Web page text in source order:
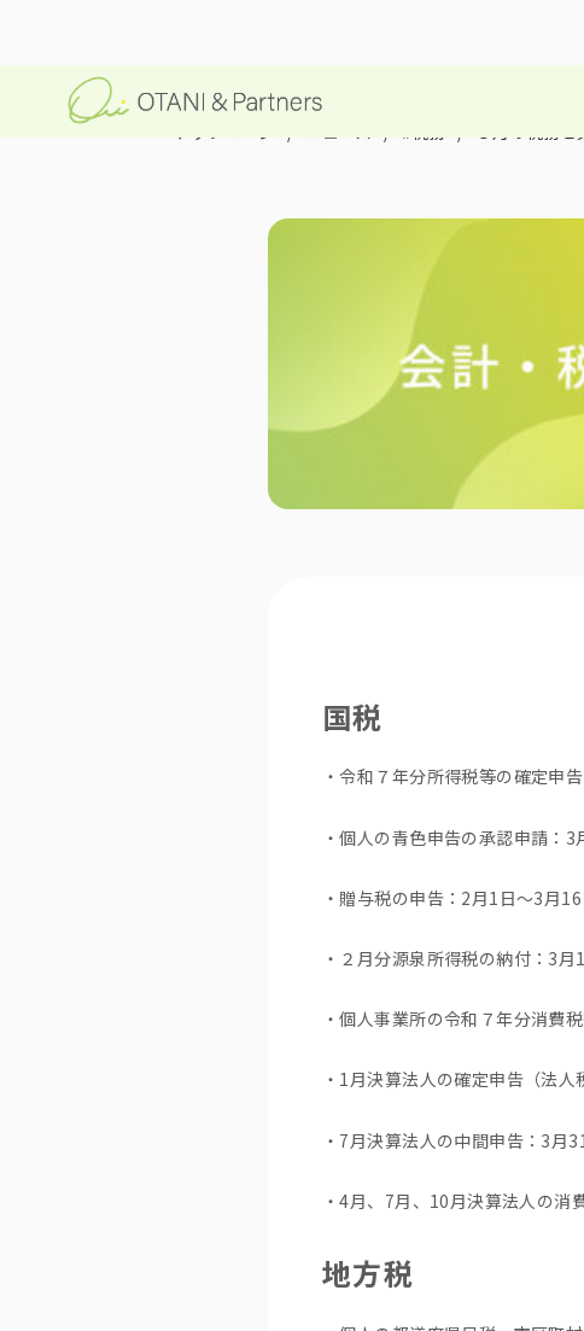
トップページ
/ ニュース / #税務 / ３月の税務と
国税
・令和７年分所得税等の確定申
・個人の青色申告の承認申請：3
・贈与税の申告：2月1日～3月16
・２月分源泉所得税の納付：3月
・個人事業所の令和７年分消費
・1月決算法人の確定申告（法
・7月決算法人の中間申告：3月
・4月、7月、10月決算法人の消
地方税